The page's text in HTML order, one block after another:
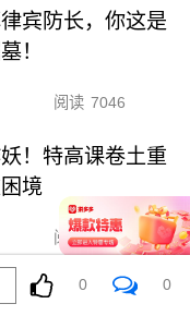
宾防长，你这是
！
阅读 7046
！特高课卷土重
境
阅读 4615
最强王牌失效
0 0